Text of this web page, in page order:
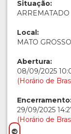
Situação:
ARREMATADO
Local:
MATO
Abertura:
08/09/2025
(Horário de
29/09/2025
(Horário de